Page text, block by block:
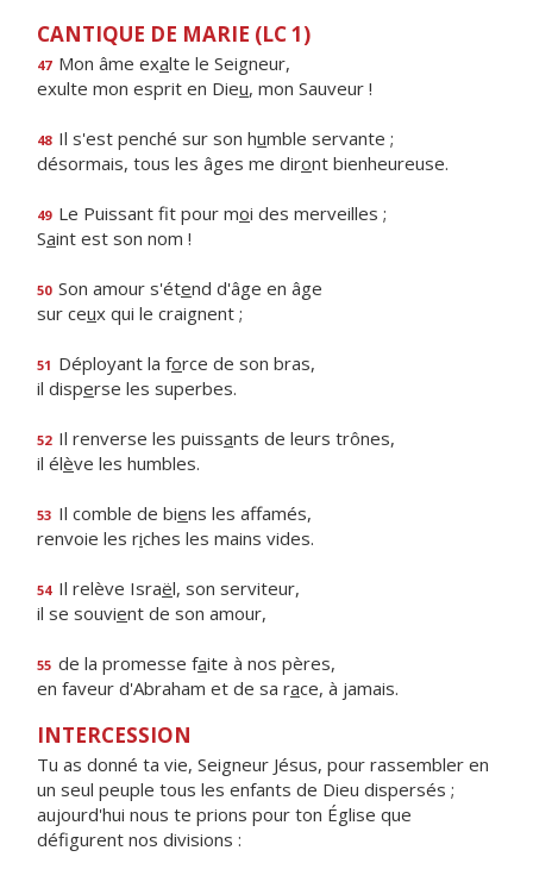
CANTIQUE DE MARIE (LC 1)
47 Mon âme exalte le Seigneur,
exulte mon esprit en Dieu, mon Sauveur !
48 Il s'est penché sur son humble servante ;
désormais, tous les âges me diront bienheureuse.
49 Le Puissant fit pour moi des merveilles ;
Saint est son nom !
50 Son amour s'étend d'âge en âge
sur ceux qui le craignent ;
51 Déployant la force de son bras,
il disperse les superbes.
52 Il renverse les puissants de leurs trônes,
il élève les humbles.
53 Il comble de biens les affamés,
renvoie les riches les mains vides.
54 Il relève Israël, son serviteur,
il se souvient de son amour,
55 de la promesse faite à nos pères,
en faveur d'Abraham et de sa race, à jamais.
INTERCESSION
Tu as donné ta vie, Seigneur Jésus, pour rassembler en
un seul peuple tous les enfants de Dieu dispersés ;
aujourd'hui nous te prions pour ton Église que
défigurent nos divisions :